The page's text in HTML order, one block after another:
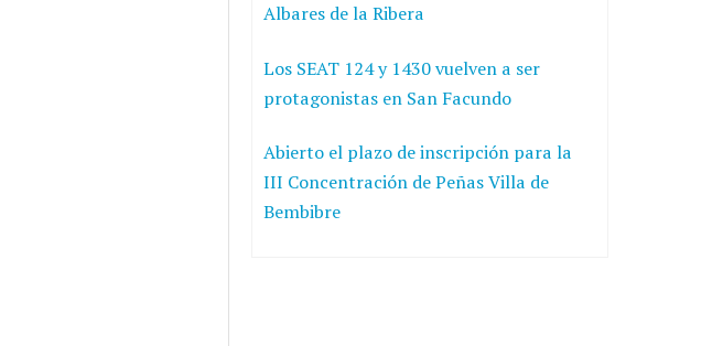
Albares de la Ribera
Los SEAT 124 y 1430 vuelven a ser
protagonistas en San Facundo
Abierto el plazo de inscripción para la
III Concentración de Peñas Villa de
Bembibre